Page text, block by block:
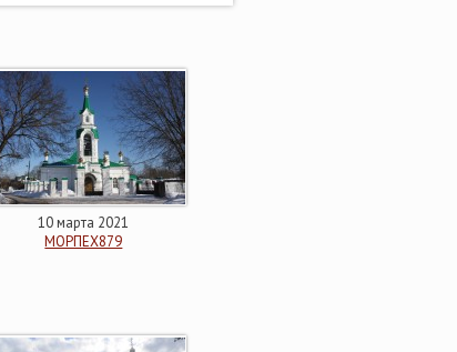
10 марта 2021
МОРПЕХ879